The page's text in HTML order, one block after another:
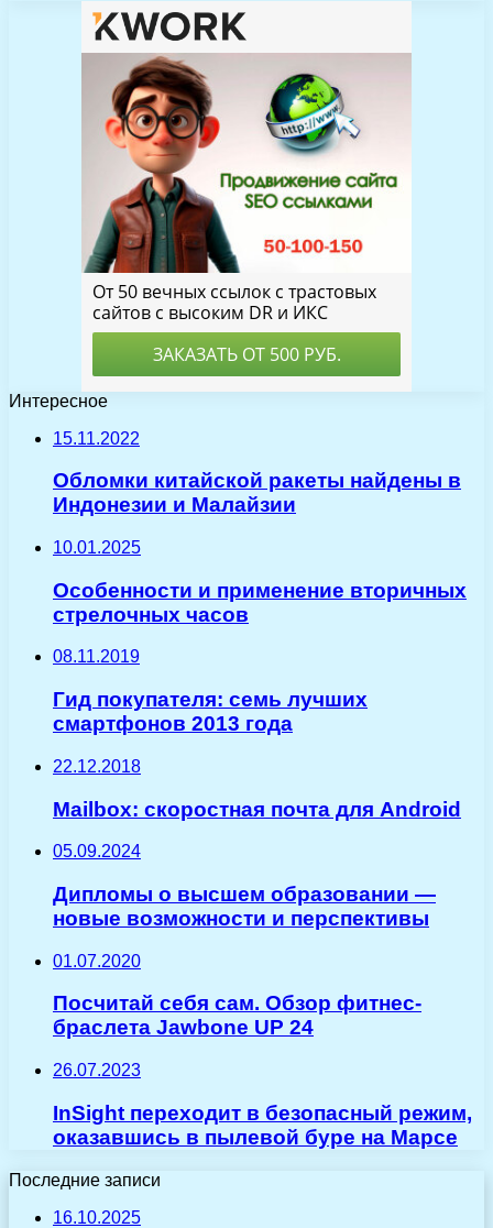
Интересное
15.11.2022
Обломки китайской ракеты найдены в
Индонезии и Малайзии
10.01.2025
Особенности и применение вторичных
стрелочных часов
08.11.2019
Гид покупателя: семь лучших
смартфонов 2013 года
22.12.2018
Mailbox: скоростная почта для Android
05.09.2024
Дипломы о высшем образовании —
новые возможности и перспективы
01.07.2020
Посчитай себя сам. Обзор фитнес-
браслета Jawbone UP 24
26.07.2023
InSight переходит в безопасный режим,
оказавшись в пылевой буре на Марсе
Последние записи
16.10.2025